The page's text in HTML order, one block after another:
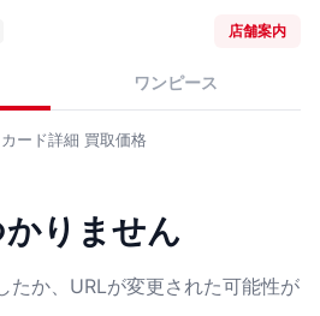
店舗案内
ワンピース
カード詳細 買取価格
りません
たか、URLが変更された可能性が